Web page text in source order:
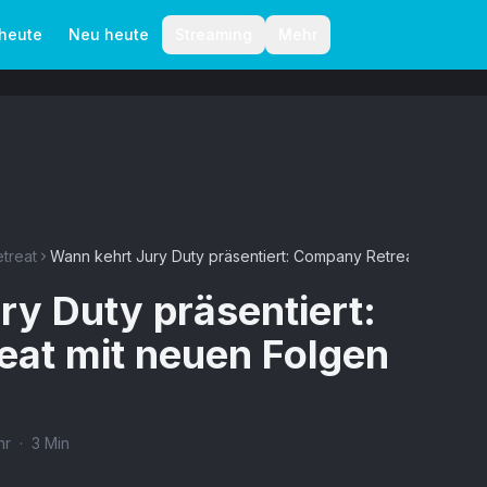
Neu heute
Wann kehrt Jury Duty präsentiert: Company Retreat mit
Duty präsentiert:
mit neuen Folgen
· 3 Min
RichtlinienAutoren